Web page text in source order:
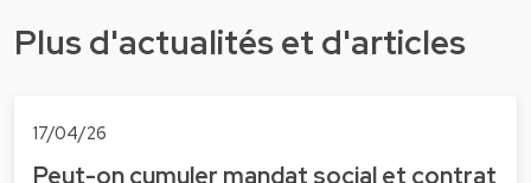
Plus d'actualités et d'articles
17/04/26
Peut-on cumuler mandat social et contrat